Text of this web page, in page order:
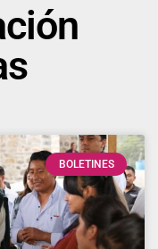
BOLETINES